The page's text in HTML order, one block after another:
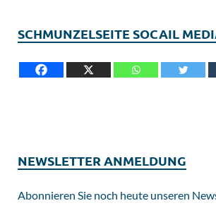
SCHMUNZELSEITE SOCAIL
NEWSLETTER ANMELDUNG
Abonnieren Sie noch heute unseren